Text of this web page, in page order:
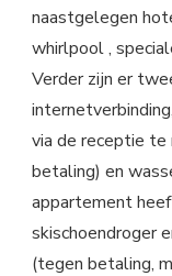
naastgelegen
whirlpool ,
Verder zijn er
via de receptie te
betaling) en
appartement
skischoendroger
(tegen betaling,